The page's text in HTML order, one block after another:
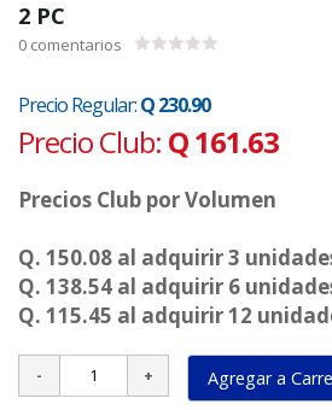
2 PC
0 comentarios
5
Precio Regular:Q 230.90
Precio Club: Q 161.63
Precios Club por Volumen
Q. 150.08 al adquirir 3
Q. 138.54 al adquirir 6
Q. 115.45 al adquirir 12
Agregar a